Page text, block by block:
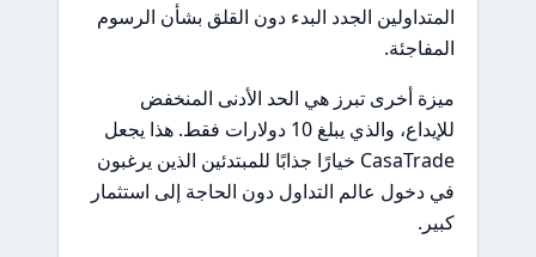
المتداولين الجدد البدء دون القلق بشأن الرسوم
المفاجئة.
ميزة أخرى تبرز هي الحد الأدنى المنخفض
للإيداع، والذي يبلغ 10 دولارات فقط. هذا يجعل
CasaTrade خيارًا جذابًا للمبتدئين الذين يرغبون
في دخول عالم التداول دون الحاجة إلى استثمار
كبير.